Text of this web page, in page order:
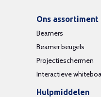
Ons assortiment
Beamers
Beamer beugels
Projectieschermen
Interactieve
Hulpmiddelen